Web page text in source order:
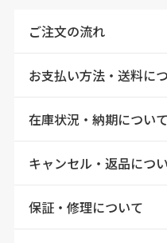
ご注文の流れ
お支払い方法・送料に
在庫状況・納期について
キャンセル・返品につ
保証・修理について